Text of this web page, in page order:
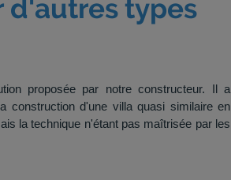
d'autres types
proposée par notre constructeur. Il a
construction d'une villa quasi similaire en
la technique n'étant pas maîtrisée par les